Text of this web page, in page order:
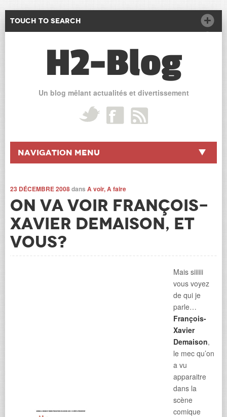
Touch to Search
H2-Blog
Un blog mêlant actualités et divertissement
Navigation Menu
23 DÉCEMBRE 2008dans A voir, A faire
On va voir François-
Xavier Demaison, et
vous?
Mais siiiiii
vous voyez
de qui je
parle…
François-
Xavier
Demaison,
le mec qu’on
a vu
apparaitre
dans la
scène
comique